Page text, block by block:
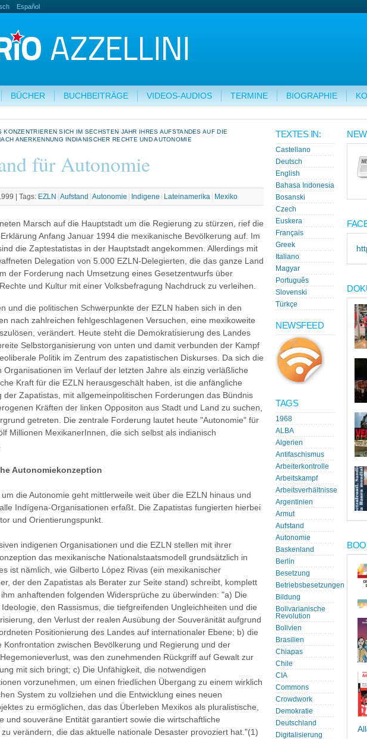
Español
BÜCHER BUCHBEITRÄGE VIDEOS-AUDIOS TERMINE BIOGRAPHIE
KONZENTRIEREN SICH IM SECHSTEN JAHR IHRES AUFSTANDES AUF DIE
ANERKENNUNG INDIANISCHER RECHTE UND AUTONOMIE
für Autonomie
| Tags: EZLN Aufstand Autonomie Indigene Lateinamerika Mexiko
Marsch auf die Hauptstadt um die Regierung zu stürzen, rief die
Anfang Januar 1994 die mexikanische Bevölkerung auf. Im
die Zaptestatistas in der Hauptstadt angekommen. Allerdings mit
Delegation von 5.000 EZLN-Delegierten, die das ganze Land
der Forderung nach Umsetzung eines Gesetzentwurfs über
und Kultur mit einer Volksbefragung Nachdruck zu verleihen.
und die politischen Schwerpunkte der EZLN haben sich in den
nach zahlreichen fehlgeschlagenen Versuchen, eine mexikoweite
verändert. Heute steht die Demokratisierung des Landes
Selbstorganisierung von unten und damit verbunden der Kampf
Politik im Zentrum des zapatistischen Diskurses. Da sich die
Organisationen im Verlauf der letzten Jahre als einzig verläßliche
Kraft für die EZLN herausgeschält haben, ist die anfängliche
der Zapatistas, mit allgemeinpolitischen Forderungen das Bündnis
Kräften der linken Oppositon aus Stadt und Land zu suchen,
getreten. Die zentrale Forderung lautet heute "Autonomie" für
Millionen MexikanerInnen, die sich selbst als indianisch
Autonomiekonzeption
um die Autonomie geht mittlerweile weit über die EZLN hinaus und
Indígena-Organisationen erfaßt. Die Zapatistas fungierten hierbei
und Orientierungspunkt.
indigenen Organisationen und die EZLN stellen mit ihrer
das mexikanische Nationalstaatsmodell grundsätzlich in
ist nämlich, wie Gilberto López Rivas (ein mexikanischer
der den Zapatistas als Berater zur Seite stand) schreibt, komplett
anhaftenden folgenden Widersprüche zu überwinden: "a) Die
den Rassismus, die tiefgreifenden Ungleichheiten und die
den Verlust der realen Ausübung der Souveränität aufgrund
Positionierung des Landes auf internationaler Ebene; b) die
Konfrontation zwischen Bevölkerung und Regierung und der
was den zunehmenden Rückgriff auf Gewalt zur
mit sich bringt; c) Die Unfähigkeit, die notwendigen
vorzunehmen, um einen friedlichen Übergang zu einem wirklich
System zu vollziehen und die Entwicklung eines neuen
zu ermöglichen, das das Überleben Mexikos als pluralistische,
und souveräne Entität garantiert sowie die wirtschaftliche
verändern, die das aktuelle nationale Desaster provoziert hat."(1)
TEXTES IN:
Castellano
Deutsch
English
Bahasa Indonesia
Bosanski
Czech
Euskera
Français
Greek
Italiano
Magyar
Português
Slovenski
Türkçe
NEWSFEED
TAGS
1968
ALBA
Algerien
Antifaschismus
Arbeiterkontrolle
Arbeitskampf
Arbeitsverhältnisse
Argentinien
Armut
Aufstand
Autonomie
Baskenland
Berlin
Besetzung
Betriebsbesetzungen
Bildung
Bolivarianische
Revolution
Bolivien
Brasilien
Chiapas
Chile
CIA
Commons
Crowdwork
Demokratie
Deutschland
Digitalisierung